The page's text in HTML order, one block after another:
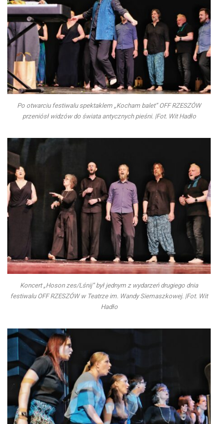
Po otwarciu festiwalu spektaklem „Kocham balet” OFF RZESZÓW
przeniósł widzów do świata antycznych pieśni. |Fot. Wit Hadło
Koncert „Hoson zes/Lśnij” był jednym z wydarzeń drugiego dnia
festiwalu OFF RZESZÓW w Teatrze im. Wandy Siemaszkowej. |Fot. Wit
Hadło